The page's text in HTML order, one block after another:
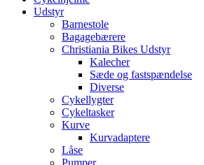
Udstyr
Barnestole
Bagagebærere
Christiania Bikes Udstyr
Kalecher
Sæde og fastspændelse
Diverse
Cykellygter
Cykeltasker
Kurve
Kurvadaptere
Låse